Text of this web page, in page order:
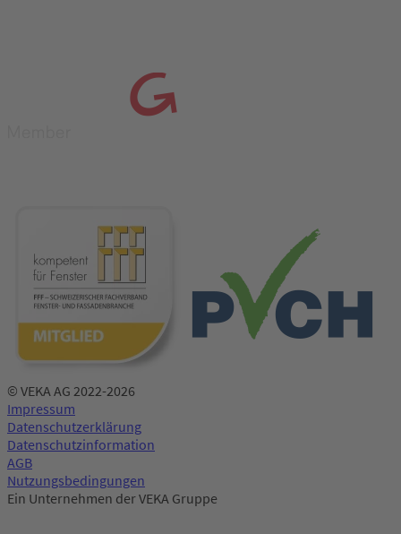
© VEKA AG 2022-2026
Impressum
Datenschutzerklärung
Datenschutzinformation
AGB
Nutzungsbedingungen
Ein Unternehmen der VEKA Gruppe